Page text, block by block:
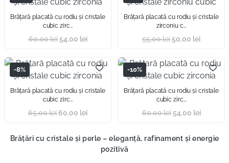
Brățară placată cu rodiu și cristale
cubic zirc...
60,00lei 54,00 lei
Brățară placată cu rodiu și cristale
zirconiu c...
55,00lei 50,00 lei
-8%
Brățară placată cu rodiu și cristale
cubic zirc...
65,00lei60,00 lei
-10%
Brățară placată cu rodiu și cristale
cubic zirc...
60,00lei 54,00 lei
Brățări cu cristale și perle – eleganță, rafinament și energie
pozitivă